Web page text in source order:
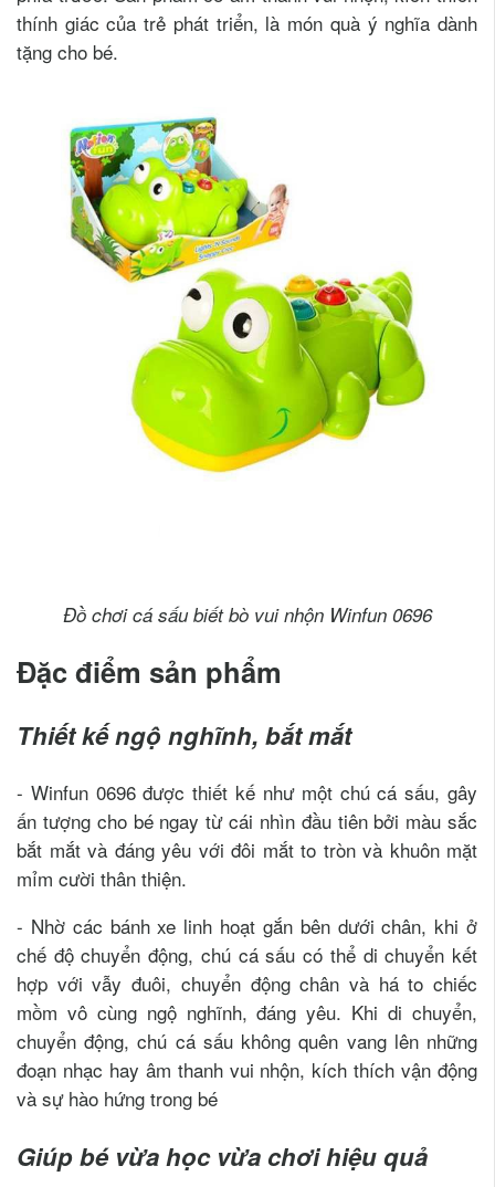
thính giác của trẻ phát triển, là món quà ý nghĩa dành
tặng cho bé.
Đồ chơi cá sấu biết bò vui nhộn Winfun 0696
Đặc điểm sản phẩm
Thiết kế ngộ nghĩnh, bắt mắt
- Winfun 0696 được thiết kế như một chú cá sấu, gây
ấn tượng cho bé ngay từ cái nhìn đầu tiên bởi màu sắc
bắt mắt và đáng yêu với đôi mắt to tròn và khuôn mặt
mỉm cười thân thiện.
- Nhờ các bánh xe linh hoạt gắn bên dưới chân, khi ở
chế độ chuyển động, chú cá sấu có thể di chuyển kết
hợp với vẫy đuôi, chuyển động chân và há to chiếc
mồm vô cùng ngộ nghĩnh, đáng yêu. Khi di chuyển,
chuyển động, chú cá sấu không quên vang lên những
đoạn nhạc hay âm thanh vui nhộn, kích thích vận động
và sự hào hứng trong bé
Giúp bé vừa học vừa chơi hiệu quả